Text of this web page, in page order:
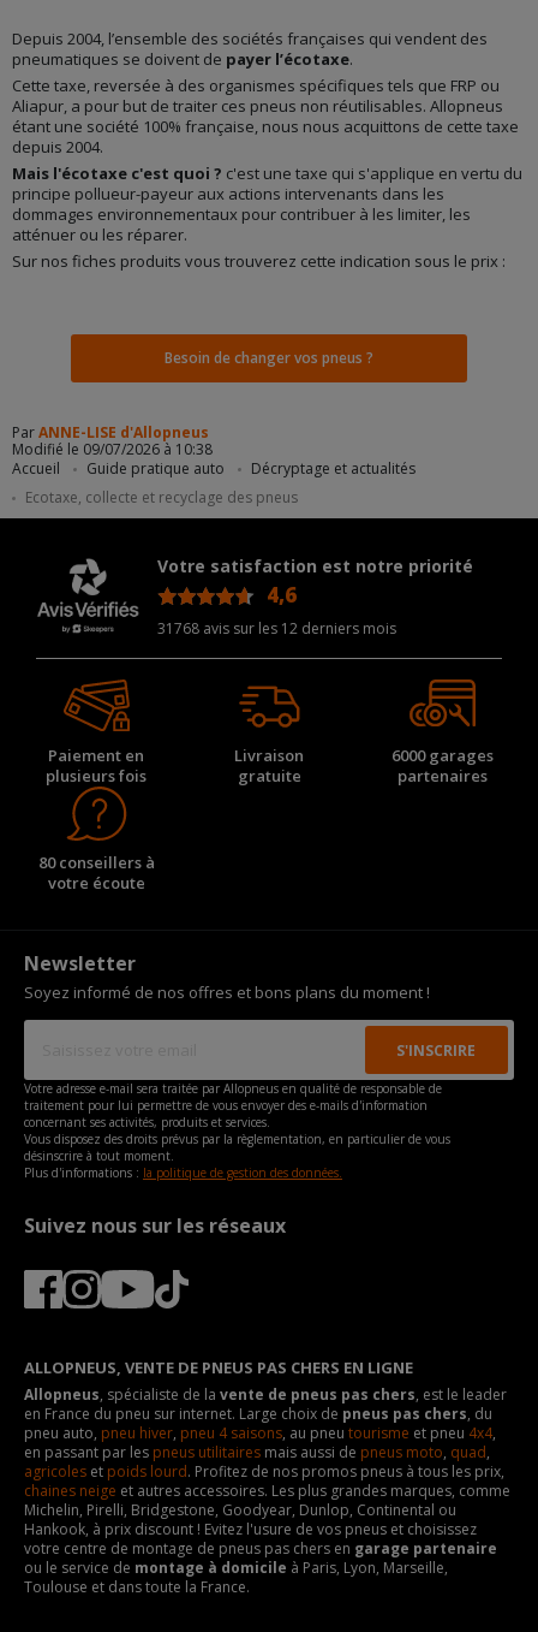
Accueil Guide pratique auto
Décryptage et actualités
Ecotaxe, collecte et recyclage des pneus
Depuis 2004, l’ensemble des sociétés françaises qui vendent des
pneumatiques se doivent de payer l’écotaxe.
Cette taxe, reversée à des organismes spécifiques tels que FRP ou
Aliapur, a pour but de traiter ces pneus non réutilisables. Allopneus
étant une société 100% française, nous nous acquittons de cette taxe
depuis 2004.
Mais l'écotaxe c'est quoi ? c'est une taxe qui s'applique en vertu du
principe pollueur-payeur aux actions intervenants dans les
dommages environnementaux pour contribuer à les limiter, les
atténuer ou les réparer.
Sur nos fiches produits vous trouverez cette indication sous le prix :
Besoin de changer vos pneus ?
ParANNE-LISE d'Allopneus
Modifié le 09/07/2026 à 10:38
Votre satisfaction est notre priorité
4,6
31768 avis sur les 12 derniers mois
Paiement en
plusieurs fois
Livraison
gratuite
6000 garages
partenaires
80 conseillers à
votre écoute
Newsletter
Soyez informé de nos offres et bons plans du moment !
Votre adresse e-mail sera traitée par Allopneus en qualité de responsable de
traitement pour lui permettre de vous envoyer des e-mails d'information
concernant ses activités, produits et services.
Vous disposez des droits prévus par la règlementation, en particulier de vous
désinscrire à tout moment.
Plus d'informations : la politique de gestion des données.
Suivez nous sur les réseaux
ALLOPNEUS, VENTE DE PNEUS PAS CHERS EN LIGNE
Allopneus, spécialiste de la vente de pneus pas chers, est le leader
en France du pneu sur internet. Large choix de pneus pas chers, du
pneu auto, pneu hiver, pneu 4 saisons, au pneu tourisme et pneu 4x4,
en passant par les pneus utilitaires mais aussi de pneus moto, quad,
agricoles et poids lourd. Profitez de nos promos pneus à tous les prix,
chaines neige et autres accessoires. Les plus grandes marques, comme
Michelin, Pirelli, Bridgestone, Goodyear, Dunlop, Continental ou
Hankook, à prix discount ! Evitez l'usure de vos pneus et choisissez
votre centre de montage de pneus pas chers en garage partenaire
ou le service de montage à domicile à Paris, Lyon, Marseille,
Toulouse et dans toute la France.